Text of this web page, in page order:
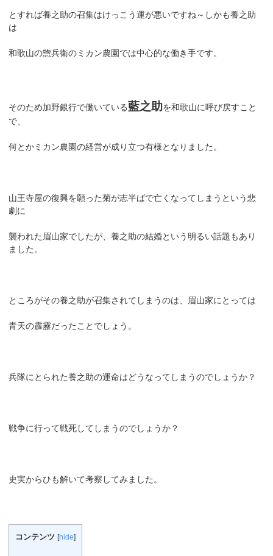
とすれば養之助の召集はけっこう運が悪いですね～しかも養之助
は
和歌山の惣兵衛のミカン農園では中心的な働き手です。
そのため加野銀行で働いている藍之助を和歌山に呼び戻すこと
で、
何とかミカン農園の経営が成り立つ有様となりました。
山王寺屋の復興を願った菊が志半ばで亡くなってしまうという悲
劇に
襲われた眉山家でしたが、養之助の結婚という明るい話題もあり
ました。
ところがその養之助が召集されてしまうのは、眉山家にとっては
青天の霹靂だったことでしょう。
兵隊にとられた養之助の運命はどうなってしまうのでしょうか？
戦争に行って戦死してしまうのでしょうか？
史実からひも解いて考察してみました。
コンテンツ [hide]